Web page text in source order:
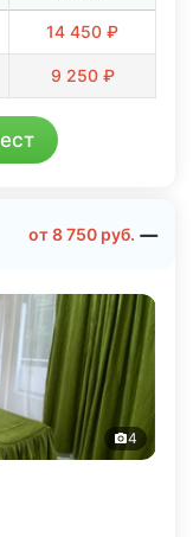
14 450 ₽
9 250 ₽
от8 750 руб.
4